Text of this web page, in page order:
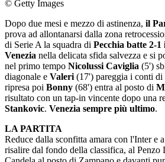
© Getty Images
Dopo due mesi e mezzo di astinenza, il
prova ad allontanarsi dalla zona
di Serie A la squadra di Pecchia batte 2-
Venezia nella delicata sfida salvezza e si
nel primo tempo Nicolussi Caviglia (5')
diagonale e Valeri (17') pareggia i conti
ripresa poi Bonny (68') entra al posto di
risultato con un tap-in vincente dopo una
Stankovic. Venezia sempre più ultimo.
LA PARTITA
Reduce dalla sconfitta amara con l'Inter e
risalire dal fondo della classifica, al Penzo